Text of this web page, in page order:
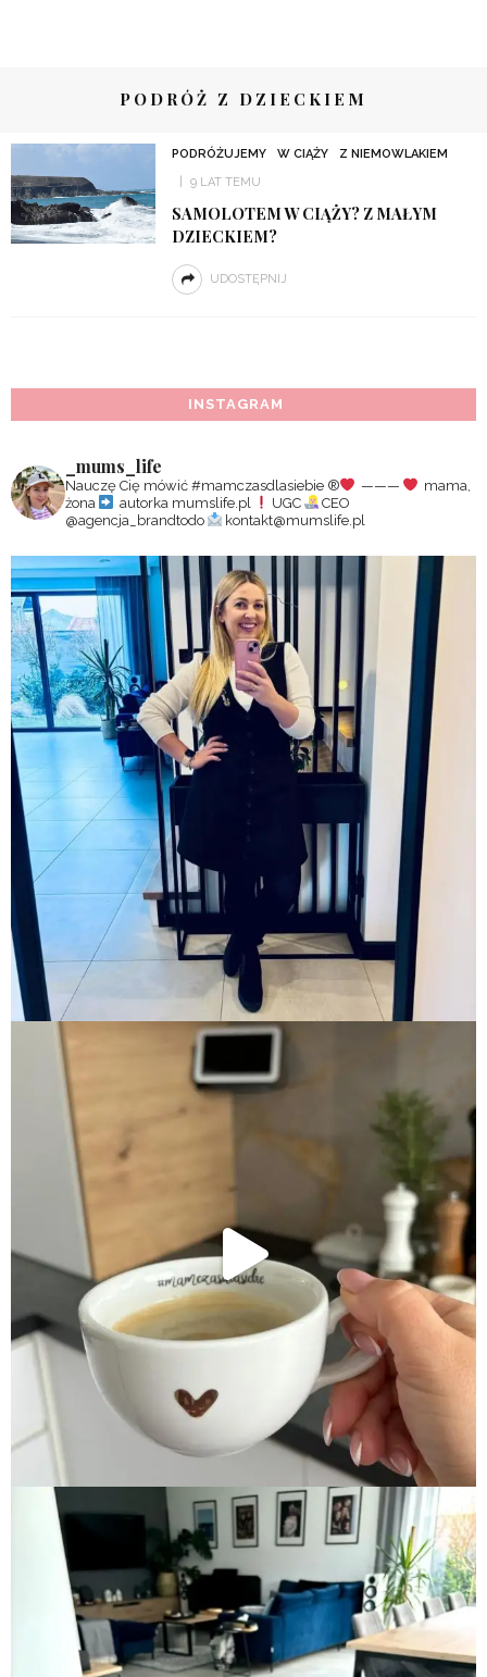
PODRÓŻ Z DZIECKIEM
PODRÓŻUJEMY W CIĄŻY
Z NIEMOWLAKIEM
9 LAT TEMU
SAMOLOTEM W CIĄŻY? Z MAŁYM
DZIECKIEM?
UDOSTĘPNIJ
INSTAGRAM
_mums_life
Nauczę Cię mówić #mamczasdlasiebie ®️ ———
mama,
żona
autorka mumslife.pl UGC
CEO
@agencja_brandtodo
kontakt@mumslife.pl